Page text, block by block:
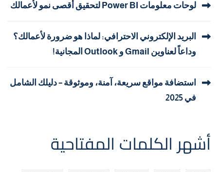
لوحات معلومات Power BI لتحقيق أقصى نمو لأعمالك
البريد الإلكتروني الاحترافي: لماذا هو ضرورة لأعمالك؟
وداعاً لعناوين Gmail و Outlook المجانية!
استضافة مواقع سريعة، آمنة، وموثوقة – دليلك الشامل
في 2025
أشهر الكلمات المفتاحية